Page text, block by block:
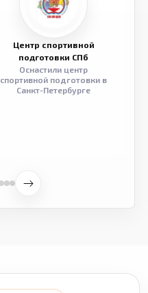
Центр спортивной
подготовки СПб
Оснастили центр
спортивной подготовки в
Санкт-Петербурге